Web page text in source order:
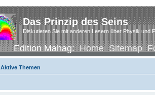
Das Prinzip des Seins
Diskutieren Sie mit anderen Lesern über Physik und
Edition Mahag:Home Sitemap
Aktive Themen